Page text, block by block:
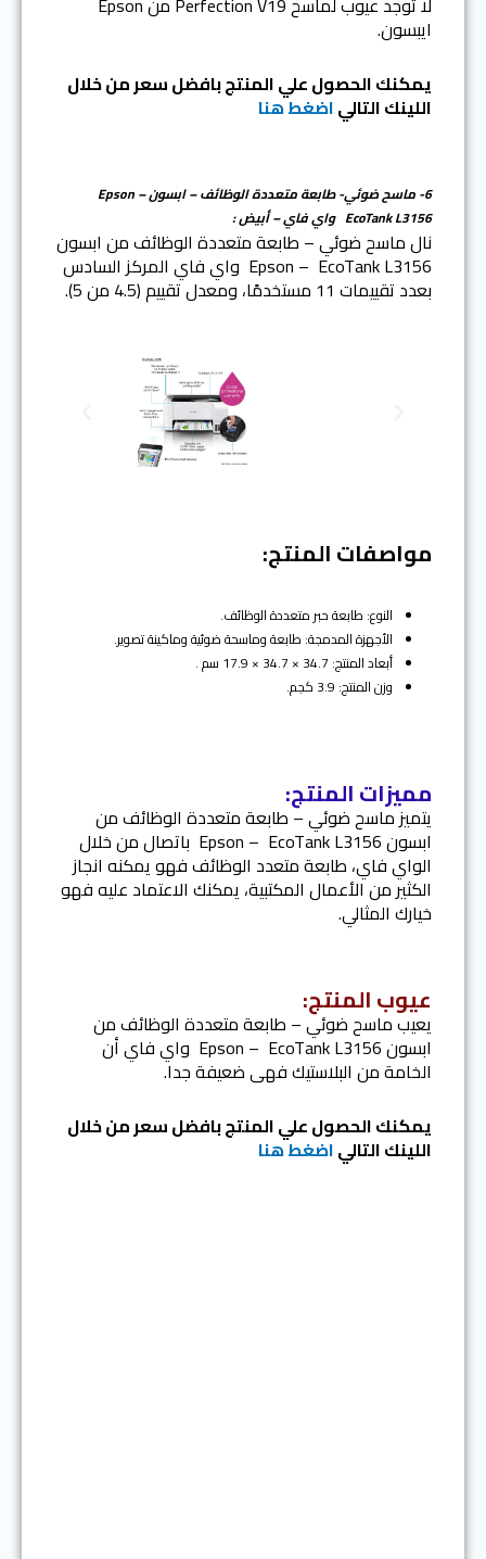
ايبسون.
يمكنك الحصول علي المنتج بافضل سعر من خلال
اللينك التالياضغط هنا
6- ماسح ضوئي- طابعة متعددة الوظائف – ابسون Epson –
EcoTank L3156 واي فاي – أبيض :
نال ماسح ضوئي – طابعة متعددة الوظائف من ابسون
Epson – EcoTank L3156 واي فاي المركز السادس
بعدد تقييمات 11 مستخدمًا، ومعدل تقييم (4.5 من 5).
u
s
مواصفات المنتج:
النوع: طابعة حبر متعددة الوظائف.
الأجهزة المدمجة: طابعة وماسحة ضوئية وماكينة تصوير.
أبعاد المنتج: 34.7 × 34.7 × 17.9 سم .
وزن المنتج: 3.9 كجم.
مميزات المنتج:
يتميز ماسح ضوئي – طابعة متعددة الوظائف من
ابسون Epson – EcoTank L3156 باتصال من خلال
الواي فاي، طابعة متعدد الوظائف فهو يمكنه انجاز
الكثير من الأعمال المكتبية، يمكنك الاعتماد عليه فهو
خيارك المثالي.
عيوب المنتج:
يعيب ماسح ضوئي – طابعة متعددة الوظائف من
ابسون Epson – EcoTank L3156 واي فاي أن
الخامة من البلاستيك فهى ضعيفة جدا.
يمكنك الحصول علي المنتج بافضل سعر من خلال
اللينك التالياضغط هنا